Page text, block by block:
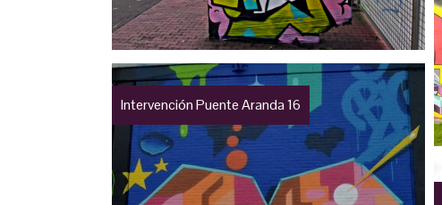
Intervención Puente Aranda 16